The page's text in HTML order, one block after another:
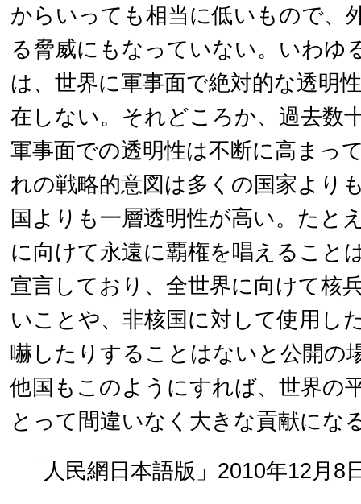
からいっても相当に低いもので、
る脅威にもなっていない。いわゆ
は、世界に軍事面で絶対的な透明
在しない。それどころか、過去数
軍事面での透明性は不断に高まっ
れの戦略的意図は多くの国家より
国よりも一層透明性が高い。たと
に向けて永遠に覇権を唱えること
宣言しており、全世界に向けて核
いことや、非核国に対して使用し
嚇したりすることはないと公開の
他国もこのようにすれば、世界の
とって間違いなく大きな貢献にな
「人民網日本語版」2010年12月8